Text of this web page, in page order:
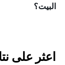
البيت؟